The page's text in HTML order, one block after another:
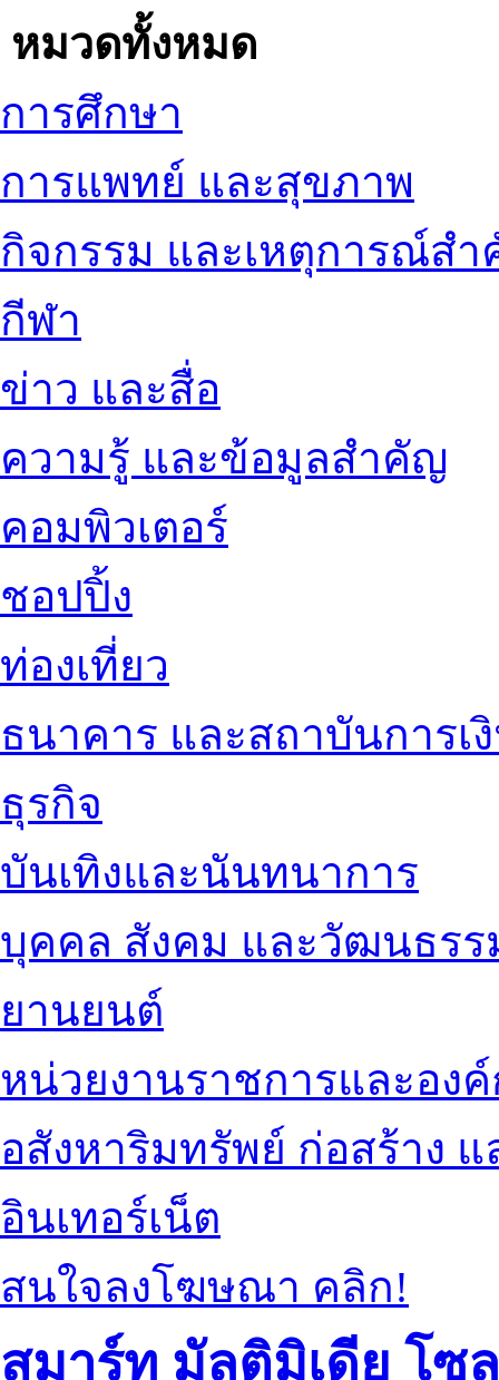
หมวดทั้งหมด
การศึกษา
การแพทย์ และสุขภาพ
กิจกรรม และเหตุการณ์ส
กีฬา
ข่าว และสื่อ
ความรู้ และข้อมูลสำคัญ
คอมพิวเตอร์
ชอปปิ้ง
ท่องเที่ยว
ธนาคาร และสถาบันการเ
ธุรกิจ
บันเทิงและนันทนาการ
บุคคล สังคม และวัฒนธรร
ยานยนต์
หน่วยงานราชการและอง
อสังหาริมทรัพย์ ก่อสร้าง
อินเทอร์เน็ต
สนใจลงโฆษณา คลิก!
สมาร์ท มัลติมิเดีย โซ